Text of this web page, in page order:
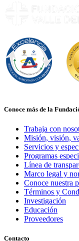
Conoce más de la
Trabaja con
Misión, visión,
Servicios y
Programas
Línea de
Marco legal y
Conoce nuestra
Términos y
Investigación
Educación
Proveedores
Contacto